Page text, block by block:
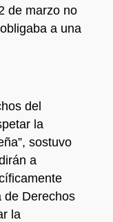
de marzo no
a una
del
la
sostuvo
a
de Derechos
la